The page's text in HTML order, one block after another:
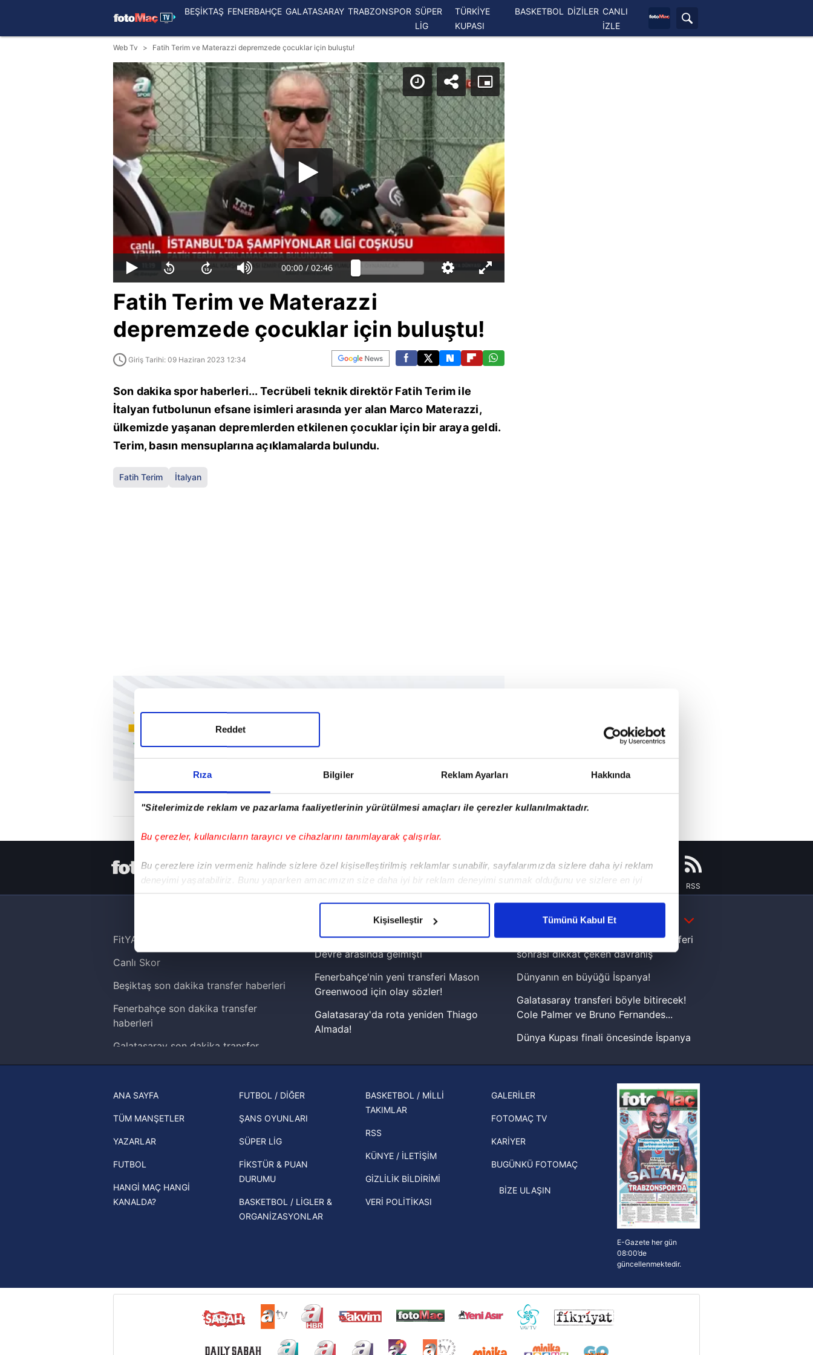
Rıza Bilgiler Reklam Ayarları Hakkında
"Sitelerimizde reklam ve pazarlama faaliyetlerinin yürütülmesi amaçları ile çerezler kullanılmaktadır.
Bu çerezler, kullanıcıların tarayıcı ve cihazlarını tanımlayarak çalışırlar.
Bu çerezlere izin vermeniz halinde sizlere özel kişiselleştirilmiş reklamlar sunabilir, sayfalarımızda sizlere daha iyi reklam
deneyimi yaşatabiliriz. Bunu yaparken amacımızın size daha iyi bir reklam deneyimi sunmak olduğunu ve sizlere en iyi
içerikleri sunabilmek adına elimizden gelen çabayı gösterdiğimizi ve bu noktada, reklamların maliyetlerimizi karşılamak
Her halükârda, kullanıcılar, bu çerezlere izin vermedikleri takdirde, kullanıcılara hedefli reklamlar gösterilmeyecektir."
Sizlere daha iyi bir hizmet sunabilmek için İnternet Sitemizde kendimize ve üçüncü kişilere ait çerezler kullanılmaktadır. Bu
çerezler vasıtasıyla çeşitli kişisel verileriniz işlenmekte olup gerekli olan çerezler bilgi toplumu hizmetlerinin sunulması
amacıyla kullanılmaktadır. Diğer çerezler, sitemizin daha işlevsel kılınması ve kişiselleştirilmesi ve sizlere yönelik
reklam/pazarlama faaliyetlerinin yapılması, amaçlarıyla sınırlı olarak açık rızanız dahilinde kullanılacaktır.
Çerezlere ilişkin tercihlerinizi aşağıda yer alan panel vasıtasıyla belirleyebilirsiniz. Çerezlere ilişkin detaylı bilgi için Ayarlar
6698 sayılı Kişisel Verilerin Korunması Kanunu uyarınca hazırlanmış Aydınlatma Metnimizi okumak ve sitemizde ilgili
mevzuata uygun olarak kullanılan çerezlerle ilgili bilgi almak için lütfentıklayınız
Reddet
Kişiselleştir Tümünü Kabul Et
BEŞİKTAŞ FENERBAHÇE GALATASARAY TRABZONSPOR SÜPER
LİG
TÜRKİYE
KUPASI
BASKETBOL DİZİLER CANLI
İZLE
Web Tv Fatih Terim ve Materazzi depremzede çocuklar için buluştu!
00:00 / 02:46
Fatih Terim ve Materazzi
depremzede çocuklar için buluştu!
Giriş Tarihi: 09 Haziran 2023 12:34
Son dakika spor haberleri... Tecrübeli teknik direktör Fatih Terim ile
İtalyan futbolunun efsane isimleri arasında yer alan Marco Materazzi,
ülkemizde yaşanan depremlerden etkilenen çocuklar için bir araya geldi.
Terim, basın mensuplarına açıklamalarda bulundu.
Fatih Terim İtalyan
HER YERDE!
RSS
DAHA FAZLA
FitYAŞA
Canlı Skor
Beşiktaş son dakika transfer haberleri
Fenerbahçe son dakika transfer
haberleri
Galatasaray son dakika transfer
haberleri
Trendyol Süper Lig haberleri
Ziraat Türkiye Kupası haberleri
UEFA Şampiyonlar Ligi haberleri
UEFA Avrupa Ligi haberleri
UEFA Konferans Ligi haberleri
Fenerbahçe'de sürpriz ayrılık ihtimali!
Devre arasında gelmişti
Fenerbahçe'nin yeni transferi Mason
Greenwood için olay sözler!
Galatasaray'da rota yeniden Thiago
Almada!
muhtemel rakibi belli oldu! Gornik
İspanya-Arjantin finalinin ardından dış
Beşiktaş'ın UEFA Avrupa Ligi'nde 3. Ön
Eleme Turu muhtemel rakipleri belli
Lamine Yamal'dan Dünya Kupası zaferi
sonrası dikkat çeken davranış
Dünyanın en büyüğü İspanya!
Galatasaray transferi böyle bitirecek!
Cole Palmer ve Bruno Fernandes...
Dünya Kupası finali öncesinde İspanya
şampiyonluk yüzüğü verilecek
Hernan Crespo, Meksika Ligi
ekiplerinden Atlas'ın yeni teknik
direktörü oldu
ANA SAYFA
TÜM MANŞETLER
YAZARLAR
FUTBOL
HANGİ MAÇ HANGİ
KANALDA?
FUTBOL / DİĞER
ŞANS OYUNLARI
SÜPER LİG
FİKSTÜR & PUAN
DURUMU
BASKETBOL / LİGLER &
ORGANİZASYONLAR
BASKETBOL / MİLLİ
TAKIMLAR
RSS
KÜNYE / İLETİŞİM
GİZLİLİK BİLDİRİMİ
VERİ POLİTİKASI
GALERİLER
FOTOMAÇ TV
KARİYER
BUGÜNKÜ FOTOMAÇ
BİZE ULAŞIN
E-Gazete her gün
08:00’de
güncellenmektedir.